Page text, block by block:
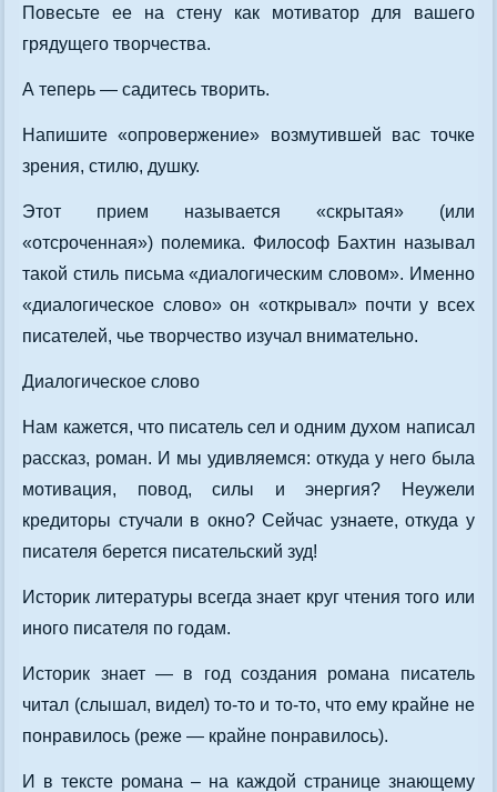
Повесьте ее на стену как мотиватор для вашего
грядущего творчества.
А теперь — садитесь творить.
Напишите «опровержение» возмутившей вас точке
зрения, стилю, душку.
Этот прием называется «скрытая» (или
«отсроченная») полемика. Философ Бахтин называл
такой стиль письма «диалогическим словом». Именно
«диалогическое слово» он «открывал» почти у всех
писателей, чье творчество изучал внимательно.
Диалогическое слово
Нам кажется, что писатель сел и одним духом написал
рассказ, роман. И мы удивляемся: откуда у него была
мотивация, повод, силы и энергия? Неужели
кредиторы стучали в окно? Сейчас узнаете, откуда у
писателя берется писательский зуд!
Историк литературы всегда знает круг чтения того или
иного писателя по годам.
Историк знает — в год создания романа писатель
читал (слышал, видел) то-то и то-то, что ему крайне не
понравилось (реже — крайне понравилось).
И в тексте романа – на каждой странице знающему